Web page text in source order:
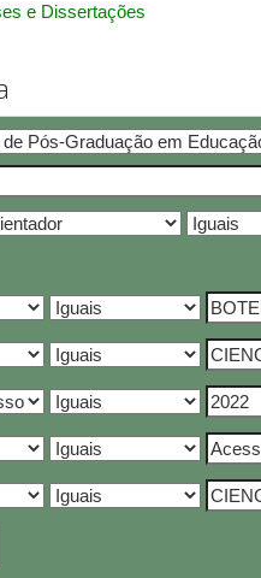
e Dissertações